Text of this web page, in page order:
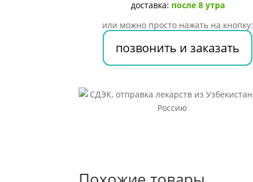
III
иглы
доставка: после 8 утра
или можно просто нажать на кнопку:
позвонить и заказать